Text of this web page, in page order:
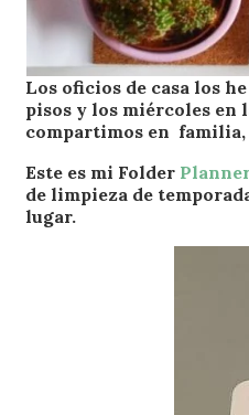
Los oficios de casa los
pisos y los miércoles en
compartimos en familia
Este es mi Folder
de limpieza de
lugar.